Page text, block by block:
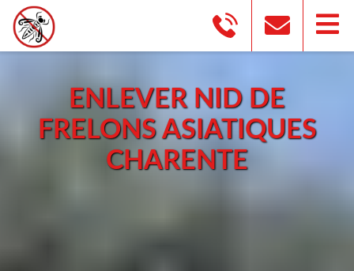
ENLEVER NID DE
FRELONS ASIATIQUES
CHARENTE